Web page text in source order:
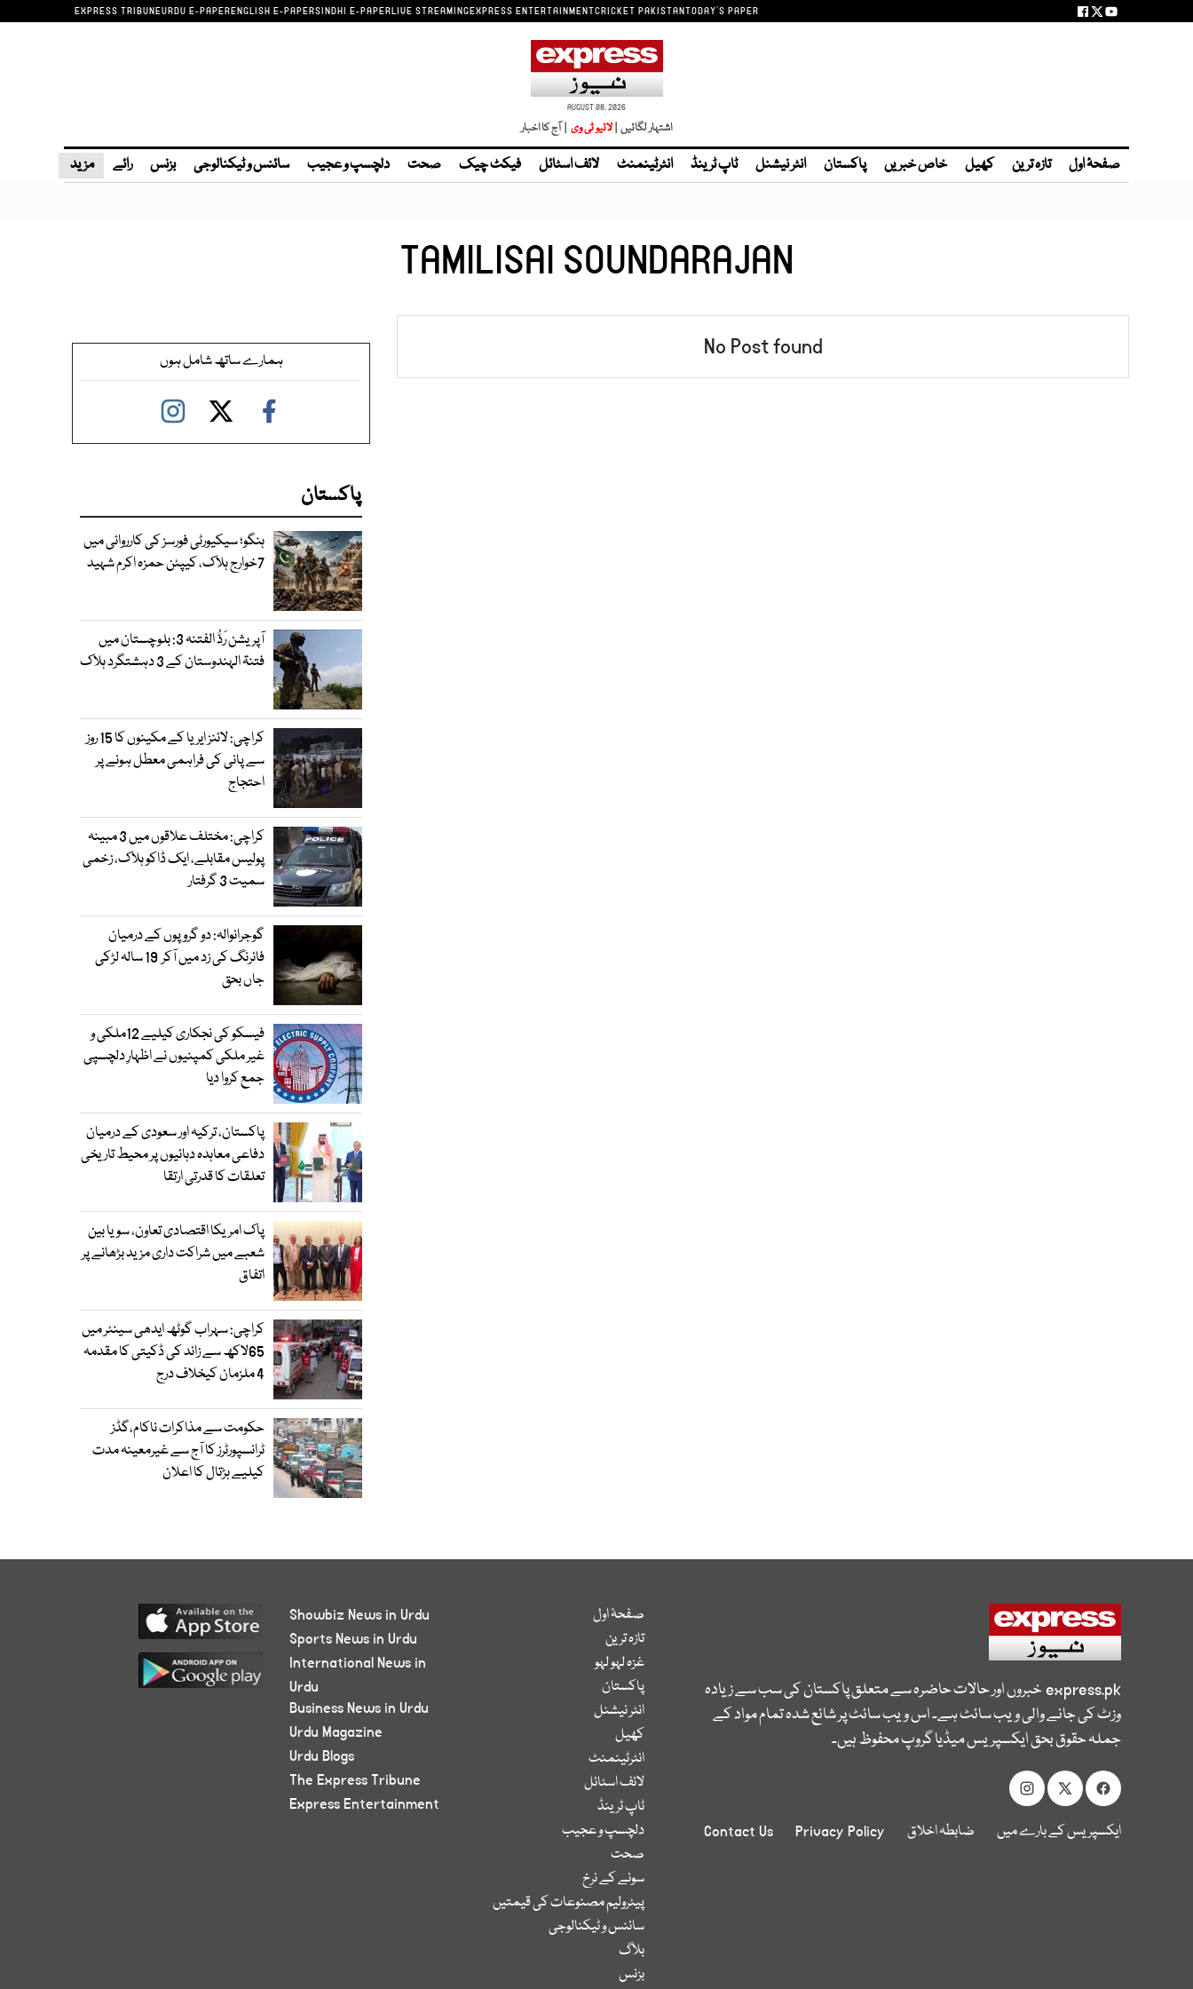
EXPRESS TRIBUNEURDU E-PAPERENGLISH E-PAPERSINDHI E-PAPERLIVE STREAMINGEXPRESS ENTERTAINMENTCRICKET PAKISTANTODAY'S PAPER
AUGUST 08, 2026
اشتہار لگائیں |لائیو ٹی وی | آج کا اخبار
صفحۂ اول تازہ ترین کھیل خاص خبریں پاکستان انٹر نیشنل ٹاپ ٹرینڈ انٹرٹینمنٹ لائف اسٹائل فیکٹ چیک صحت دلچسپ و عجیب سائنس و ٹیکنالوجی بزنس رائے مزید
TAMILISAI SOUNDARAJAN
No Post found ہمارے ساتھ شامل ہوں
پاکستان
ہنگو؛ سیکیورٹی فورسز کی کارروائی میں
7خوارج ہلاک، کیپٹن حمزہ اکرم شہید
آپریشن رَدُّ الفتنہ 3: بلوچستان میں
فتنۃ الہندوستان کے 3 دہشتگرد ہلاک
کراچی: لائنز ایریا کے مکینوں کا 15 روز
سے پانی کی فراہمی معطل ہونے پر
احتجاج
کراچی: مختلف علاقوں میں 3 مبینہ
پولیس مقابلے، ایک ڈاکو ہلاک، زخمی
سمیت 3 گرفتار
گوجرانوالہ: دو گروپوں کے درمیان
فائرنگ کی زد میں آکر 19 سالہ لڑکی
جاں بحق
فیسکو کی نجکاری کیلیے 12ملکی و
غیر ملکی کمپنیوں نے اظہارِ دلچسپی
جمع کروا دیا
پاکستان، ترکیہ اور سعودی کے درمیان
دفاعی معاہدہ دہائیوں پر محیط تاریخی
تعلقات کا قدرتی ارتقا
پاک امریکا اقتصادی تعاون، سویا بین
شعبے میں شراکت داری مزید بڑھانے پر
اتفاق
کراچی: سہراب گوٹھ ایدھی سینٹر میں
65لاکھ سے زائد کی ڈکیتی کا مقدمہ
4 ملزمان کیخلاف درج
حکومت سے مذاکرات ناکام،گڈز
ٹرانسپورٹرز کا آج سے غیرمعینہ مدت
کیلیے ہڑتال کا اعلان
express.pkخبروں اور حالات حاضرہ سے متعلق پاکستان کی سب سے زیادہ
وزٹ کی جانے والی ویب سائٹ ہے۔ اس ویب سائٹ پر شائع شدہ تمام مواد کے
جملہ حقوق بحق ایکسپریس میڈیا گروپ محفوظ ہیں۔
ایکسپریس کے بارے میں ضابطہ اخلاق Privacy Policy
Contact Us
صفحۂ اول
تازہ ترین
غزہ لہو لہو
پاکستان
انٹر نیشنل
کھیل
انٹرٹینمنٹ
لائف اسٹائل
ٹاپ ٹرینڈ
دلچسپ و عجیب
صحت
سونے کے نرخ
پیٹرولیم مصنوعات کی قیمتیں
سائنس و ٹیکنالوجی
بلاگ
بزنس
Showbiz News in Urdu
Sports News in Urdu
International News in
Urdu
Business News in Urdu
Urdu Magazine
Urdu Blogs
The Express Tribune
Express Entertainment